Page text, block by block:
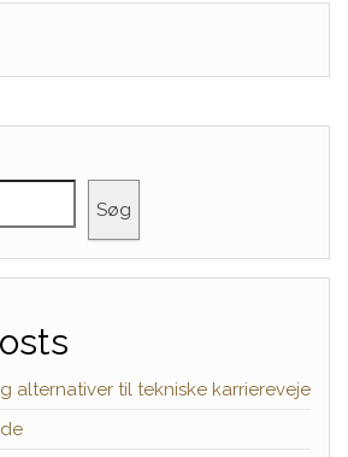
Søg
alternativer til tekniske karriereveje